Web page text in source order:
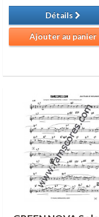
Détails
Ajouter au panier